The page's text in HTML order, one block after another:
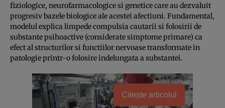
fiziologice, neurofarmacologice si genetice care au dezvaluit
progresiv bazele biologice ale acestei afectiuni. Fundamental,
modelul explica limpede compulsia cautarii si folosirii de
substante psihoactive (considerate simptome primare) ca
efect al structurilor si functiilor nervoase transformate in
patologie printr-o folosire indelungata a substantei.
Citește articolul